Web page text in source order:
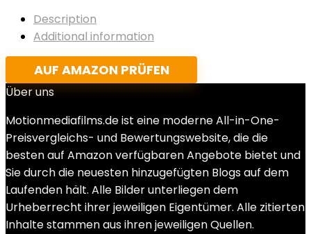
Description
Additional information
AUF AMAZON PRÜFEN
Über uns
Motionmediafilms.de ist eine moderne All-in-One-
Preisvergleichs- und Bewertungswebsite, die die
besten auf Amazon verfügbaren Angebote bietet und
Sie durch die neuesten hinzugefügten Blogs auf dem
Laufenden hält. Alle Bilder unterliegen dem
Urheberrecht ihrer jeweiligen Eigentümer. Alle zitierten
Inhalte stammen aus ihren jeweiligen Quellen.